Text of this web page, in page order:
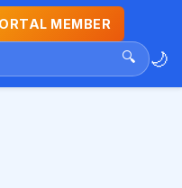
MEMBER
🔍 🌙